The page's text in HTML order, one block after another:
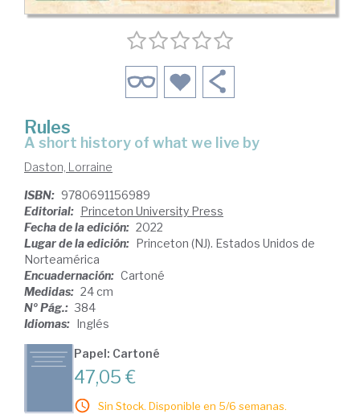
Rules
a short history of what we live by
Daston, Lorraine
ISBN: 9780691156989
Editorial: Princeton University Press
Fecha de la edición: 2022
Lugar de la edición: Princeton (NJ). Estados Unidos de
Norteamérica
Encuadernación: Cartoné
Medidas: 24 cm
Nº Pág.: 384
Idiomas: Inglés
Papel: Cartoné
47,05 €
Sin Stock. Disponible en 5/6 semanas.